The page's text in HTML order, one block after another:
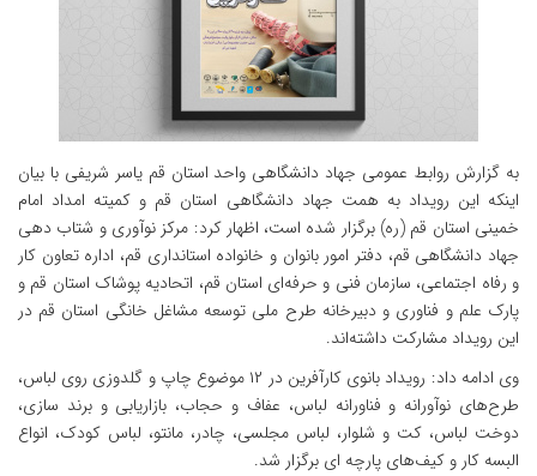
به گزارش روابط عمومی جهاد دانشگاهی واحد استان قم یاسر شریفی با بیان
اینکه این رویداد به همت جهاد دانشگاهی استان قم و کمیته امداد امام
خمینی استان قم (ره) برگزار شده است، اظهار کرد: مرکز نوآوری و شتاب دهی
جهاد دانشگاهی قم، دفتر امور بانوان و خانواده استانداری قم، اداره تعاون کار
و رفاه اجتماعی، سازمان فنی و حرفه‌ای استان قم، اتحادیه پوشاک استان قم و
پارک علم و فناوری و دبیرخانه طرح ملی توسعه مشاغل خانگی استان قم در
این رویداد مشارکت داشته‌اند.
وی ادامه داد: رویداد بانوی کارآفرین در ۱۲ موضوع چاپ و گلدوزی روی لباس،
طرح‌های نوآورانه و فناورانه لباس، عفاف و حجاب، بازاریابی و برند سازی،
دوخت لباس، کت و شلوار، لباس مجلسی، چادر، مانتو، لباس کودک، انواع
البسه کار و کیف‌های پارچه ای برگزار شد.